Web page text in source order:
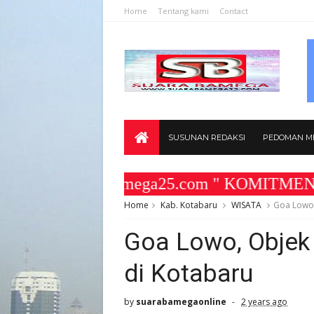
Home Tentang kami Contact
SUSUNAN REDAKSI PEDOMAN
" KOMITMEN
Home Kab. Kotabaru WISATA Goa
Goa Lowo,
di Kotabaru
by suarabamegaonline 2 years ago